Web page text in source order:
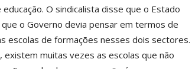
O sindicalista disse que o Estado
o Governo devia pensar em termos de
escolas de formações nesses dois sectores.
muitas vezes as escolas que não